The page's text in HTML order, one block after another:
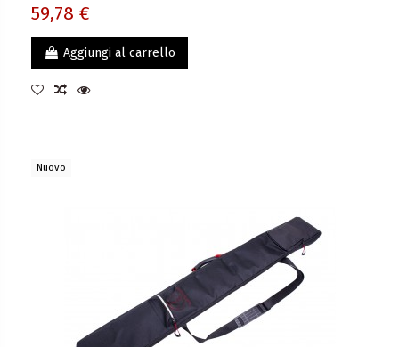
59,78 €
Aggiungi al carrello
Nuovo